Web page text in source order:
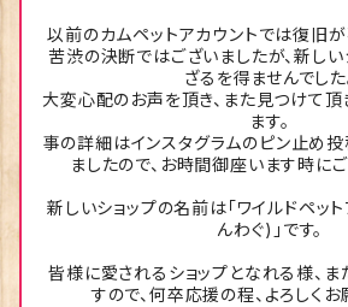
以前のカムペットアカウントでは復旧が
苦渋の決断ではございましたが、新し
ざるを得ませんでした
大変心配のお声を頂き、また見つけて頂
ます。
事の詳細はインスタグラムのピン止め
ましたので、お時間御座います時にご
新しいショップの名前は「ワイルドペッ
んわぐ)」です。
皆様に愛されるショップとなれる様、ま
すので、何卒応援の程、よろしくお